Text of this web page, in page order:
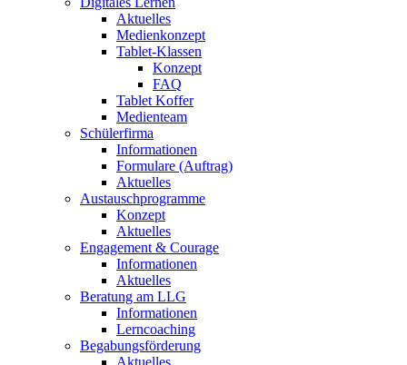
Aktuelles
Medienkonzept
Tablet-Klassen
Konzept
FAQ
Tablet Koffer
Medienteam
Schülerfirma
Informationen
Formulare (Auftrag)
Aktuelles
Austauschprogramme
Konzept
Aktuelles
Engagement & Courage
Informationen
Aktuelles
Beratung am LLG
Informationen
Lerncoaching
Begabungsförderung
Aktuelles